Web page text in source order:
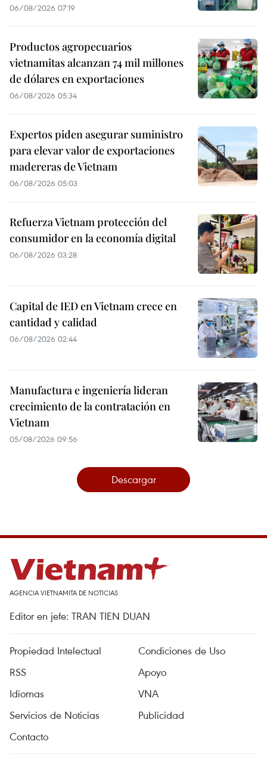
06/08/2026 07:19
Productos agropecuarios
vietnamitas alcanzan 74 mil millones
de dólares en exportaciones
06/08/2026 05:34
Expertos piden asegurar suministro
para elevar valor de exportaciones
madereras de Vietnam
06/08/2026 05:03
Refuerza Vietnam protección del
consumidor en la economía digital
06/08/2026 03:28
Capital de IED en Vietnam crece en
cantidad y calidad
06/08/2026 02:44
Manufactura e ingeniería lideran
crecimiento de la contratación en
Vietnam
05/08/2026 09:56
Descargar
AGENCIA VIETNAMITA DE NOTICIAS
Editor en jefe: TRAN TIEN DUAN
Propiedad Intelectual
Condiciones de Uso
RSS
Apoyo
Idiomas
VNA
Servicios de Noticias
Publicidad
Contacto